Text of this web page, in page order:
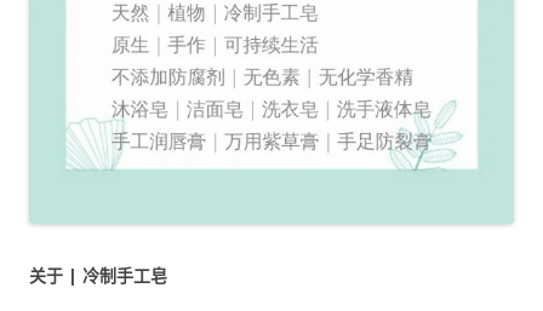
关于 | 冷制手工皂